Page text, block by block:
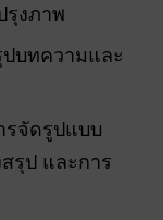
รุงภาพ
บทความและ
รจัดรูปแบบ
รุป และการ